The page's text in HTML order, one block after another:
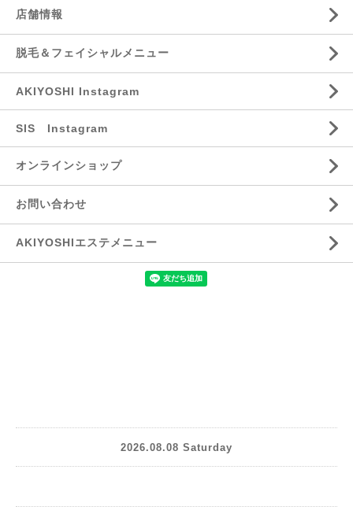
店舗情報
脱毛＆フェイシャルメニュー
AKIYOSHI Instagram
SIS Instagram
オンラインショップ
お問い合わせ
AKIYOSHIエステメニュー
2026.08.08 Saturday